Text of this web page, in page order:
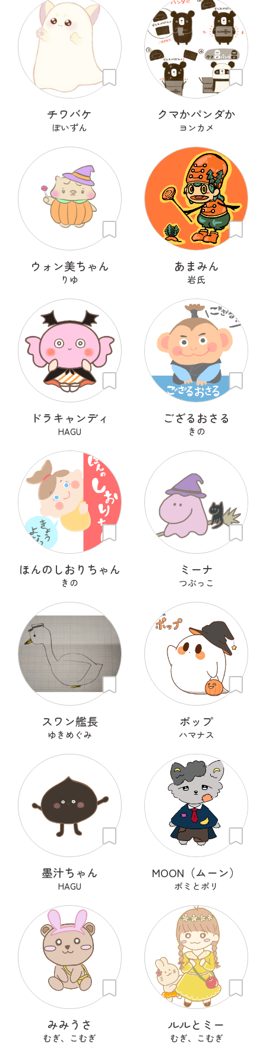
チワバケ
ぽいずん
クマかパンダか
ヨンカメ
ウォン美ちゃん
りゆ
あまみん
岩氏
ドラキャンディ
HAGU
ござるおさる
きの
ほんのしおりちゃん
きの
ミーナ
つぶっこ
スワン艦長
ゆきめぐみ
ポップ
ハマナス
墨汁ちゃん
HAGU
MOON（ムーン）
ポミとポリ
みみうさ
むぎ、こむぎ
ルルとミー
むぎ、こむぎ